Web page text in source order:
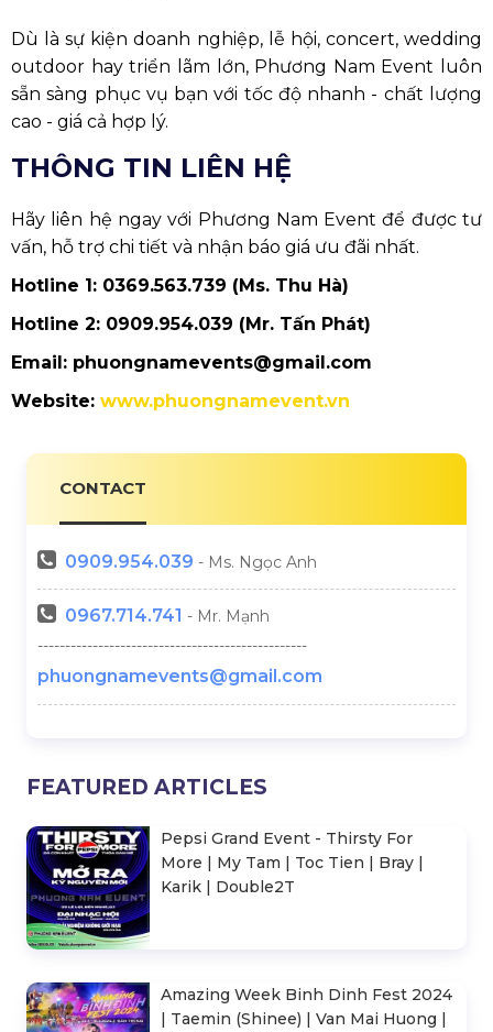
Dù là sự kiện doanh nghiệp, lễ hội, concert, wedding
outdoor hay triển lãm lớn, Phương Nam Event luôn
sẵn sàng phục vụ bạn với tốc độ nhanh - chất lượng
cao - giá cả hợp lý.
THÔNG TIN LIÊN HỆ
Hãy liên hệ ngay với Phương Nam Event để được tư
vấn, hỗ trợ chi tiết và nhận báo giá ưu đãi nhất.
Hotline 1: 0369.563.739 (Ms. Thu Hà)
Hotline 2: 0909.954.039 (Mr. Tấn Phát)
Email: phuongnamevents@gmail.com
Website: www.phuongnamevent.vn
CONTACT
0909.954.039 - Ms. Ngọc Anh
0967.714.741 - Mr. Mạnh
-------------------------------------------------
phuongnamevents@gmail.com
FEATURED ARTICLES
Pepsi Grand Event - Thirsty For
More | My Tam | Toc Tien | Bray |
Karik | Double2T
Amazing Week Binh Dinh Fest 2024
| Taemin (Shinee) | Van Mai Huong |